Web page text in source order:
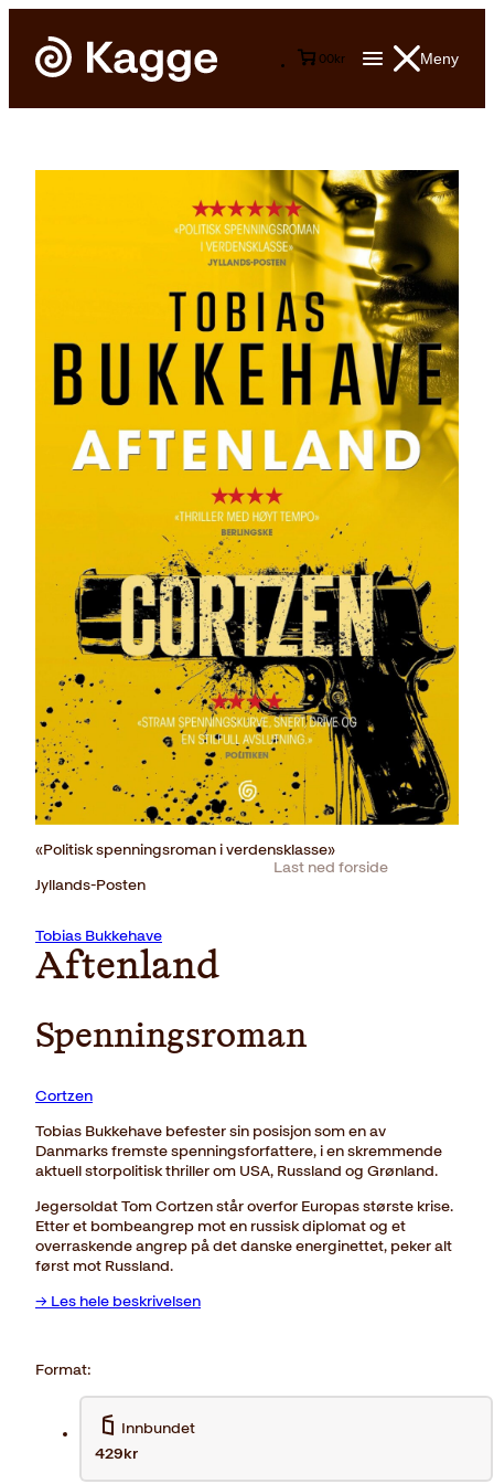
Meny
00kr
Last ned forside
«Politisk spenningsroman i verdensklasse»
Jyllands-Posten
Tobias Bukkehave
Aftenland
Spenningsroman
Cortzen
Tobias Bukkehave befester sin posisjon som en av
Danmarks fremste spenningsforfattere, i en skremmende
aktuell storpolitisk thriller om USA, Russland og Grønland.
Jegersoldat Tom Cortzen står overfor Europas største krise.
Etter et bombeangrep mot en russisk diplomat og et
overraskende angrep på det danske energinettet, peker alt
først mot Russland.
→ Les hele beskrivelsen
Format:
Innbundet
429kr